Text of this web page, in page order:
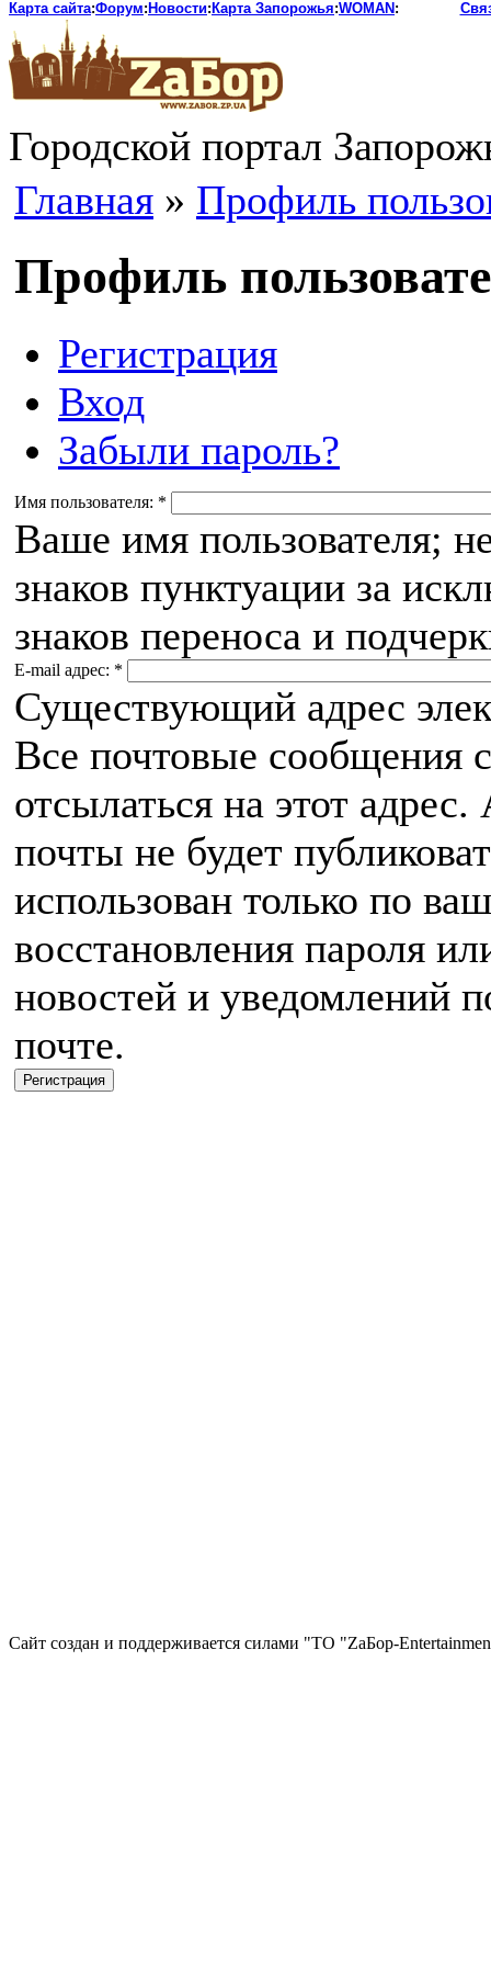
Карта сайта:Форум: Новости: Карта Запорожья:WOMAN :
Городской портал
Главная » Профиль
Профиль
Регистрация
Вход
Забыли пароль?
Имя пользователя: *
Ваше имя пользователя;
знаков пунктуации за
знаков переноса и
E-mail адрес: *
Существующий адрес
Все почтовые сообщения
отсылаться на этот
почты не будет
использован только по
восстановления пароля
новостей и уведомлений
почте.
Сайт создан и поддерживается силами "ТО "ZаБор-